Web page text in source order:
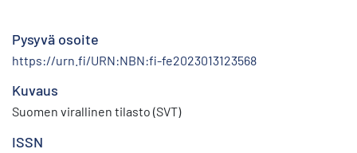
Pysyvä osoite
https://urn.fi/URN:NBN:fi-fe2023013123568
Kuvaus
Suomen virallinen tilasto (SVT)
ISSN